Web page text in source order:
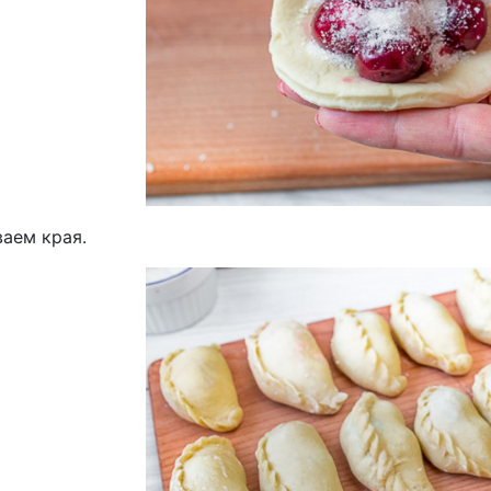
края.